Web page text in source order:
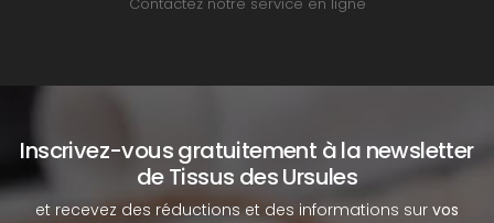
Contactez notre service en ligne
Inscrivez-vous gratuitement à la newsletter
de Tissus des Ursules
et recevez des réductions et des informations sur vos